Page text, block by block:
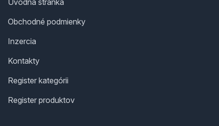
Úvodná stránka
Obchodné podmienky
Inzercia
Kontakty
Register kategórii
Register produktov